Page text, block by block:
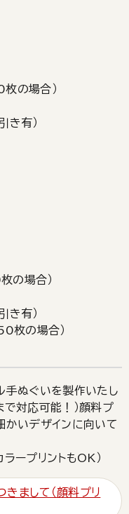
の場合）
き有）
場合）
き有）
枚の場合）
手ぬぐいを製作いたし
で対応可能！）顔料プ
かいデザインに向いて
ープリントもOK）
まして（顔料プリ